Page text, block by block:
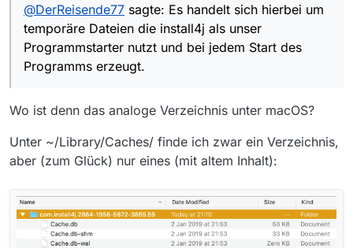
Start des Programms erzeugt. Diese haben
direkt nichts mit MediathekView zu tun also
gehören sie auch nicht in das Verzeichnis
davon.
Falls dich das so massiv stört kannst Du
wird und die zukünftige Ausgabe verhindert
Für weitere Infos bezüglich Ablageorten von
Temp-Dateien und wie Windows sie sucht
@DerReisende77 sagte: Es handelt sich hierbei um
temporäre Dateien die install4j als unser
Programmstarter nutzt und bei jedem Start des
Programms erzeugt.
Wo ist denn das analoge Verzeichnis unter macOS?
Unter ~/Library/Caches/ finde ich zwar ein Verzeichnis,
aber (zum Glück) nur eines (mit altem Inhalt):